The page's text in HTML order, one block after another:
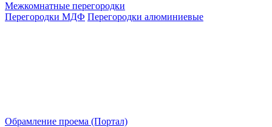
Межкомнатные перегородки
Перегородки МДФ Перегородки алюминиевые
Обрамление проема (Портал)